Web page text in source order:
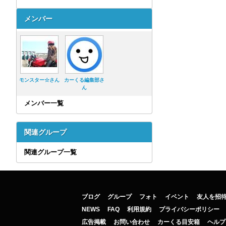
メンバー
モンスター☆さん
カーくる編集部さ
ん
メンバー一覧
関連グループ
関連グループ一覧
ブログ グループ フォト イベント 友人を招
NEWS
FAQ 利用規約 プライバシーポリシー
広告掲載
お問い合わせ カーくる目安箱 ヘルプ